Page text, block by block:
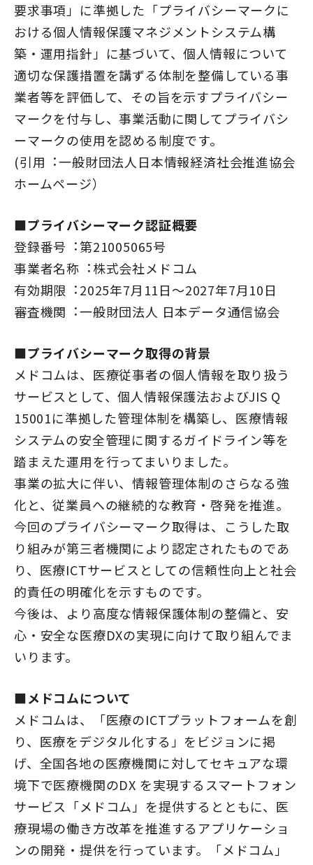
要求事項」に準拠した「プライバシーマークに
おける個人情報保護マネジメントシステム構
築・運用指針」に基づいて、個人情報について
適切な保護措置を講ずる体制を整備している事
業者等を評価して、その旨を示すプライバシー
マークを付与し、事業活動に関してプライバシ
ーマークの使用を認める制度です。
(引用︓一般財団法人日本情報経済社会推進協会
ホームページ）
■プライバシーマーク認証概要
登録番号︓第21005065号
事業者名称︓株式会社メドコム
有効期限︓2025年7月11日～2027年7月10日
審査機関︓一般財団法人 日本データ通信協会
■プライバシーマーク取得の背景
メドコムは、医療従事者の個人情報を取り扱う
サービスとして、個人情報保護法およびJIS Q
15001に準拠した管理体制を構築し、医療情報
システムの安全管理に関するガイドライン等を
踏まえた運用を行ってまいりました。
事業の拡大に伴い、情報管理体制のさらなる強
化と、従業員への継続的な教育・啓発を推進。
今回のプライバシーマーク取得は、こうした取
り組みが第三者機関により認定されたものであ
り、医療ICTサービスとしての信頼性向上と社会
的責任の明確化を示すものです。
今後は、より高度な情報保護体制の整備と、安
心・安全な医療DXの実現に向けて取り組んでま
いります。
■メドコムについて
メドコムは、「医療のICTプラットフォームを創
り、医療をデジタル化する」をビジョンに掲
げ、全国各地の医療機関に対してセキュアな環
境下で医療機関のDX を実現するスマートフォン
サービス「メドコム」を提供するとともに、医
療現場の働き方改革を推進するアプリケーショ
ンの開発・提供を行っています。「メドコム」